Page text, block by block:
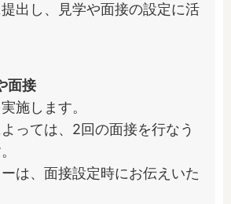
出し、見学や面接の設定に活
面接
施します。
っては、2回の面接を行なう
は、面接設定時にお伝えいた